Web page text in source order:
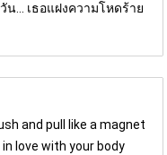
... เธอแฝงความโหดร้าย
and pull like a magnet
love with your body